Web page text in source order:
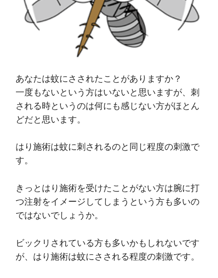
あなたは蚊にさされたことがありますか？
一度もないという方はいないと思いますが、刺
される時というのは何にも感じない方がほとん
どだと思います。
はり施術は蚊に刺されるのと同じ程度の刺激で
す。
きっとはり施術を受けたことがない方は腕に打
つ注射をイメージしてしまうという方も多いの
ではないでしょうか。
ビックリされている方も多いかもしれないです
が、はり施術は蚊にさされる程度の刺激です。